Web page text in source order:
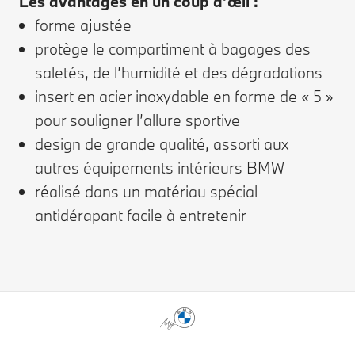
forme ajustée
protège le compartiment à bagages des
saletés, de l’humidité et des dégradations
insert en acier inoxydable en forme de « 5 »
pour souligner l’allure sportive
design de grande qualité, assorti aux
autres équipements intérieurs BMW
réalisé dans un matériau spécial
antidérapant facile à entretenir